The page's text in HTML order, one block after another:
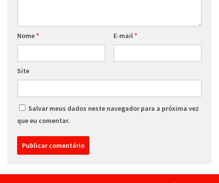
Nome* E-mail *
Site
Salvar meus dados neste navegador para a próxima vez
que eu comentar.